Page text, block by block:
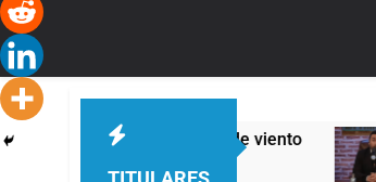
y fuertes ráfagas de viento